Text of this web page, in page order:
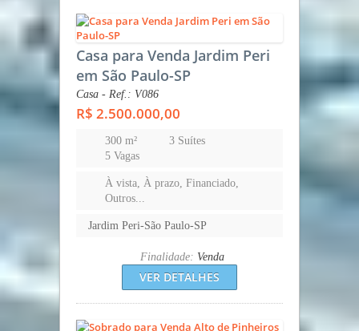
Casa para Venda Jardim Peri
em São Paulo-SP
Casa - Ref.: V086
R$ 2.500.000,00
300 m²
3 Suítes
5 Vagas
À vista, À prazo, Financiado,
Outros...
Jardim Peri-São Paulo-SP
Finalidade: Venda
VER DETALHES